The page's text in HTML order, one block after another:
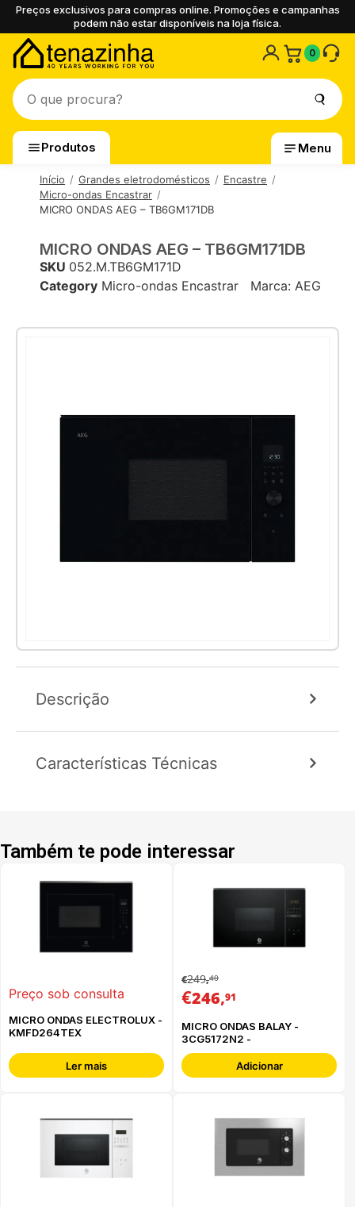
Preços exclusivos para compras online. Promoções e campanhas
podem não estar disponíveis na loja física.
0
Produtos Menu
Início Grandes eletrodomésticos
Encastre
Micro-ondas Encastrar
MICRO ONDAS AEG – TB6GM171DB
MICRO ONDAS AEG – TB6GM171DB
SKU 052.M.TB6GM171D
Category Micro-ondas Encastrar Marca: AEG
Descrição
Características Técnicas
Também te pode interessar
Preço sob consulta
MICRO ONDAS ELECTROLUX -
KMFD264TEX
Ler mais
€249,40
€246,91
MICRO ONDAS BALAY -
3CG5172N2 -
Adicionar